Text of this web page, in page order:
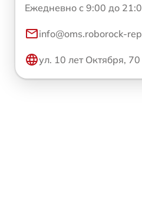
Ежедневно с 9:00 до
info@oms.roborock-
ул. 10 лет Октября, 70